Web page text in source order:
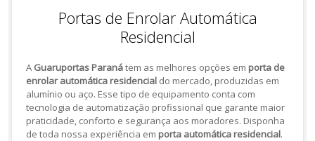
Portas de Enrolar Automática
Residencial
A Guaruportas Paranátem as melhores opções em porta de
enrolar automática residencialdo mercado, produzidas em
alumínio ou aço. Esse tipo de equipamento conta com
tecnologia de automatização profissional que garante maior
praticidade, conforto e segurança aos moradores. Disponha
de toda nossa experiência em porta automática residencial.